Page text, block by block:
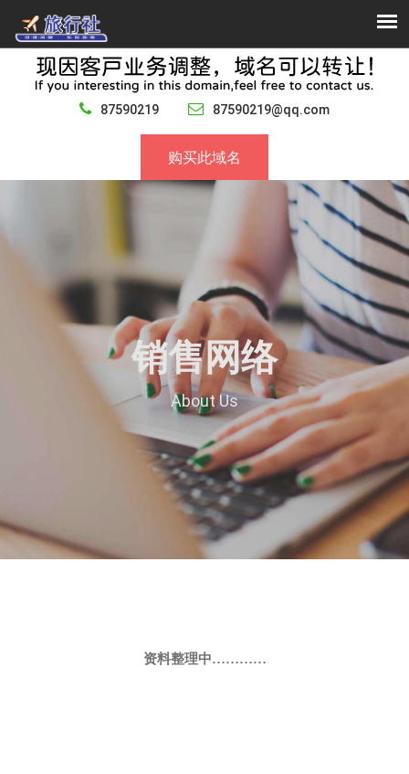
87590219 87590219@qq.com
购买此域名
销售网络
About Us
资料整理中…………